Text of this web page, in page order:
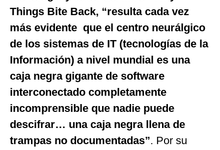
Things Bite Back, “resulta cada vez
más evidente que el centro neurálgico
de los sistemas de IT (tecnologías de la
Información) a nivel mundial es una
caja negra gigante de software
interconectado completamente
incomprensible que nadie puede
descifrar… una caja negra llena de
trampas no documentadas”. Por su